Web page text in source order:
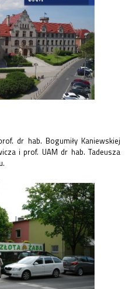
dr hab. Bogumiły Kaniewskiej
i prof. UAM dr hab. Tadeusza